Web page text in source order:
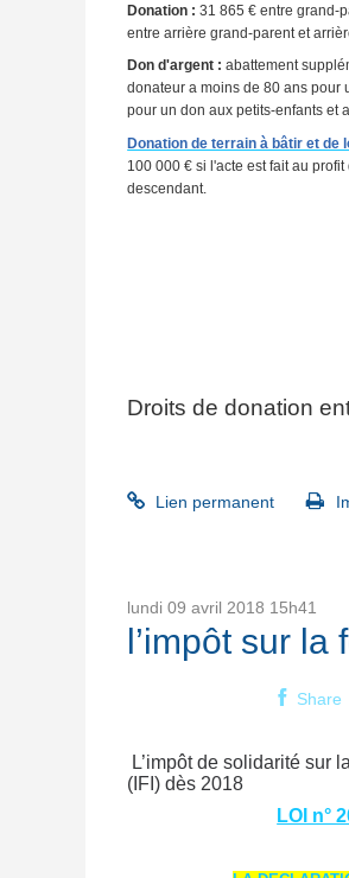
Donation : 31 865 € entre grand-
entre arrière grand-parent et
Don d'argent : abattement
donateur a moins de 80 ans pour
pour un don aux petits-enfants et
Donation de terrain à bâtir et de
100 000 € si l'acte est fait au
descendant.
Droits de donation
Lien permanent
lundi 09 avril 2018 15h41
l’impôt sur
Share
L’impôt de solidarité sur
(IFI) dès 2018
LOI n°